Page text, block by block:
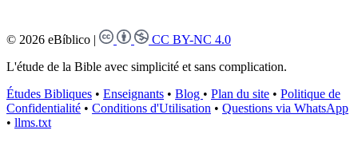
© 2026 eBíblico |
CC BY-NC 4.0
L'étude de la Bible avec simplicité et sans complication.
Études Bibliques • Enseignants • Blog • Plan du site • Politique de
Confidentialité • Conditions d'Utilisation • Questions via WhatsApp
• llms.txt